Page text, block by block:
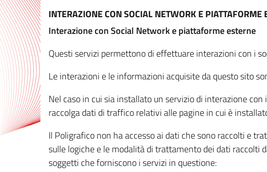
INTERAZIONE CON SOCIAL NETWORK E PIATTAFORME
Interazione con Social Network e piattaforme esterne
Questi servizi permettono di effettuare interazioni con i
Le interazioni e le informazioni acquisite da questo sito
Nel caso in cui sia installato un servizio di interazione
raccolga dati di traffico relativi alle pagine in cui è
Il Poligrafico non ha accesso ai dati che sono raccolti e
sulle logiche e le modalità di trattamento dei dati
soggetti che forniscono i servizi in questione: